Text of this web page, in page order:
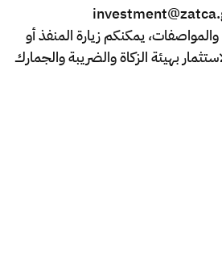
يمكنكم زيارة المنفذ أو
بهيئة الزكاة والضريبة والجمارك